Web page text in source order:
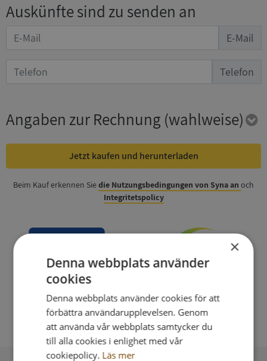
Auskünfte sind zu senden an
E-Mail
Telefon
Angaben zur Rechnung (wahlweise)
Jetzt kaufen und herunterladen
Beim Kauf erkennen Siedie Nutzungsbedingungen von Syna an och
Integritetspolicy
×
Denna webbplats använder
cookies
Denna webbplats använder cookies för att
förbättra användarupplevelsen. Genom
att använda vår webbplats samtycker du
till alla cookies i enlighet med vår
cookiepolicy. Läs mer